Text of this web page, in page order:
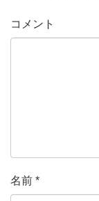
コメント
名前 *